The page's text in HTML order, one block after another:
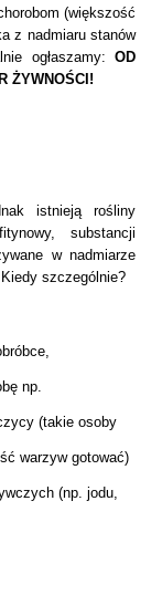
(większość
z nadmiaru stanów
ogłaszamy:OD
ŻYWNOŚCI!
istnieją rośliny
substancji
w nadmiarze
szczególnie?
np.
(takie osoby
warzyw gotować)
(np. jodu,